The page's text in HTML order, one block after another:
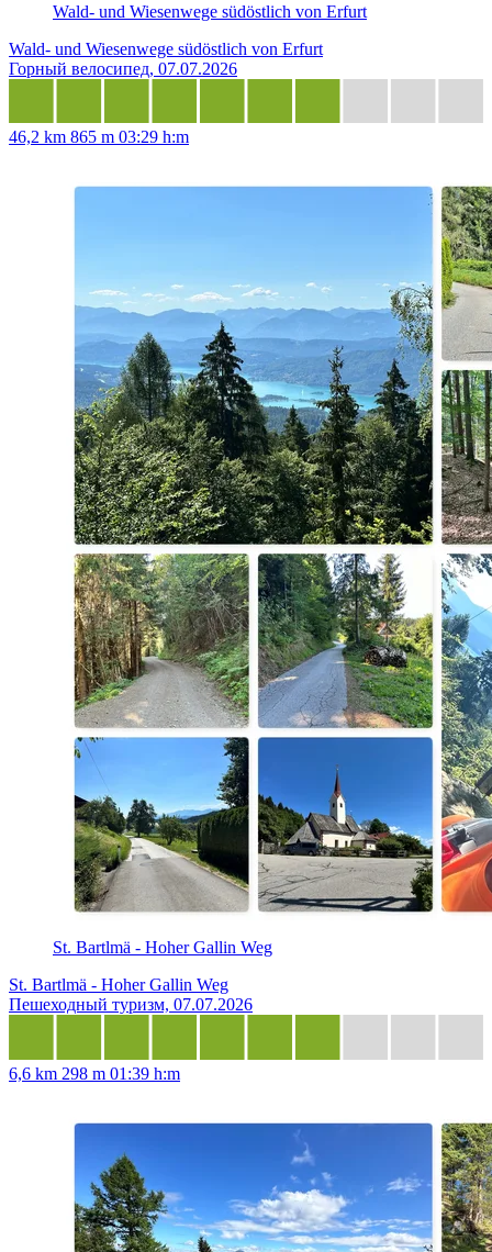
Wald- und Wiesenwege südöstlich von Erfurt
Wald- und Wiesenwege südöstlich von Erfurt
Горный велосипед, 07.07.2026
46,2 km 865 m 03:29 h:m
St. Bartlmä - Hoher Gallin Weg
St. Bartlmä - Hoher Gallin Weg
Пешеходный туризм, 07.07.2026
6,6 km 298 m 01:39 h:m